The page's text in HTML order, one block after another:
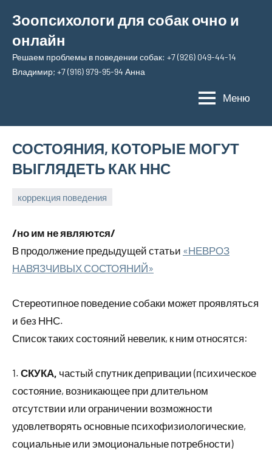
содержимому
Зоопсихологи для собак очно и
онлайн
Решаем проблемы в поведении собак: +7 (926) 049-44-14
Владимир; +7 (916) 979-95-94 Анна
Меню
СОСТОЯНИЯ, КОТОРЫЕ МОГУТ
ВЫГЛЯДЕТЬ КАК ННС
коррекция поведения
2026
Анна
/но им не являются/
В продолжение предыдущей статьи «НЕВРОЗ
НАВЯЗЧИВЫХ СОСТОЯНИЙ»
Стереотипное поведение собаки может проявляться
и без ННС.
Список таких состояний невелик, к ним относятся:
1. СКУКА, частый спутник депривации (психическое
состояние, возникающее при длительном
отсутствии или ограничении возможности
удовлетворять основные психофизиологические,
социальные или эмоциональные потребности)